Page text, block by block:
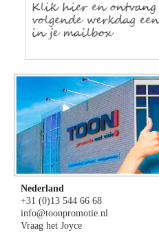
Nederland
+31 (0)13 544 66 68
info@toonpromotie.nl
Vraag het Joyce